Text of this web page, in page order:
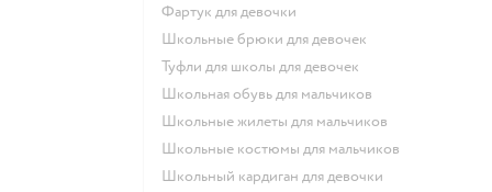
Фартук для девочки
Школьные брюки для девочек
Туфли для школы для девочек
Школьная обувь для мальчиков
Школьные жилеты для мальчиков
Школьные костюмы для мальчиков
Школьный кардиган для девочки